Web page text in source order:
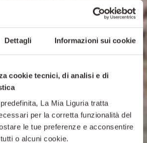
Dettagli Informazioni sui cookie
cookie tecnici, di analisi e di
La Mia Liguria tratta
per la corretta funzionalità del
le tue preferenze e acconsentire
o alcuni cookie.